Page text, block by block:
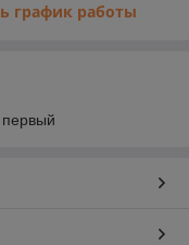
график работы
первый